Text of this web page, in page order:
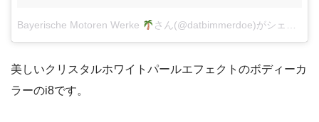
Bayerische Motoren Werke さん(@datbimmerdoe)がシェアした投稿
美しいクリスタルホワイトパールエフェクトのボディーカ
ラーのi8です。